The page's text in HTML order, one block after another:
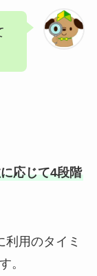
応じて4段階
用のタイミ
。